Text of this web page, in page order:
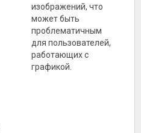
изображений, что
может быть
проблематичным
для пользователей,
работающих с
графикой.